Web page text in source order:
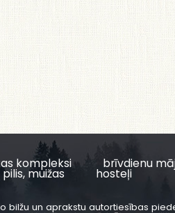
kompleksi brīvdienu
pilis, muižas hosteļi
bilžu un aprakstu autortiesības